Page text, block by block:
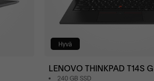
Hyvä
LENOVO THINKPAD T14S
240 GB SSD